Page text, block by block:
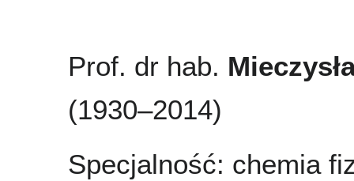
Prof. dr hab.
(1930–2014)
Specjalność: chemia